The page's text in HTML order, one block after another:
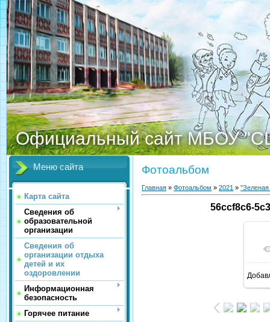
Официальный сайт МБОУ
Меню сайта
Карта сайта
Сведения об
образовательной
организации
Сведения об
организации отдыха
детей и их
оздоровлении
Информационная
безопасность
Горячее питание
Фотоальбом
Главная » Фотоальбом » 2021 »
56ccf8c6-